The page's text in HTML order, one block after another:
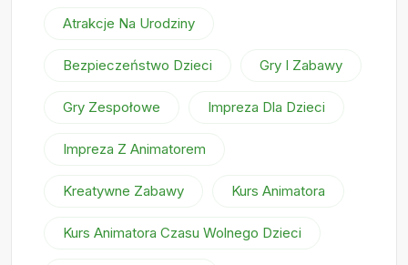
Atrakcje Na Urodziny
Bezpieczeństwo Dzieci Gry I Zabawy
Gry Zespołowe Impreza Dla Dzieci
Impreza Z Animatorem
Kreatywne Zabawy Kurs Animatora
Kurs Animatora Czasu Wolnego Dzieci